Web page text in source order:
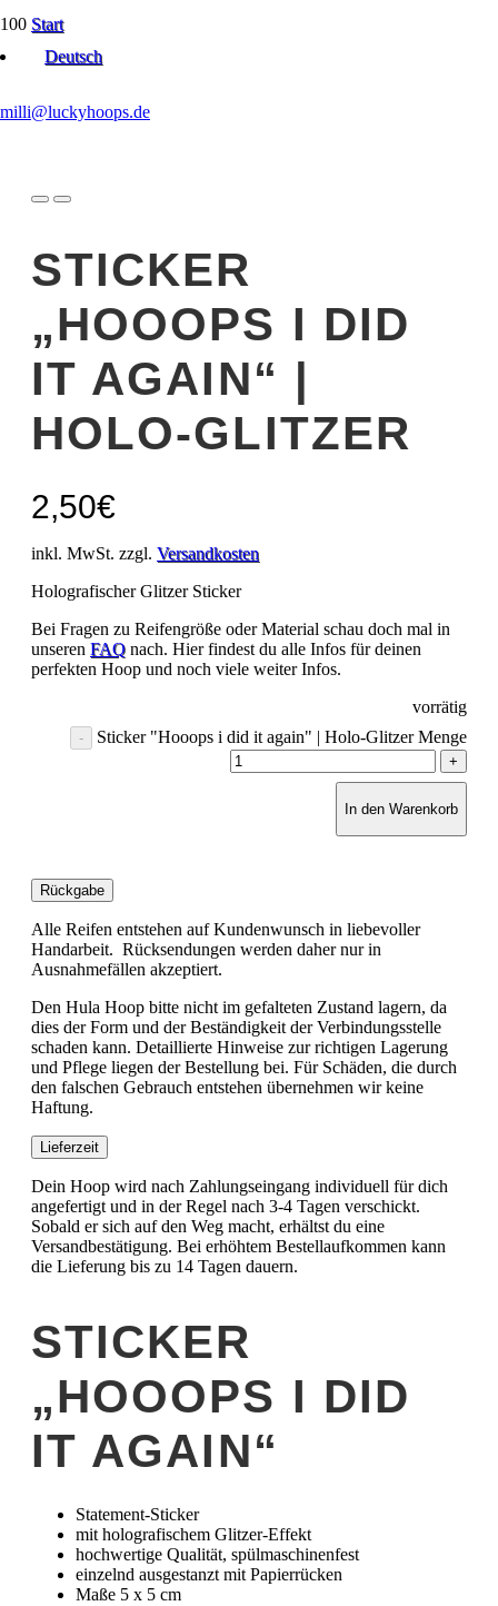
Deutsch
milli@luckyhoops.de
Start
Sticker „Hooops i did it again“ | Holo-Glitzer
STICKER
„HOOOPS I DID
IT AGAIN“ |
HOLO-GLITZER
2,50€
inkl. MwSt. zzgl. Versandkosten
Holografischer Glitzer Sticker
Bei Fragen zu Reifengröße oder Material schau doch mal in
unseren FAQ nach. Hier findest du alle Infos für deinen
perfekten Hoop und noch viele weiter Infos.
vorrätig
Sticker "Hooops i did it again" | Holo-Glitzer Menge
In den Warenkorb
Rückgabe
Alle Reifen entstehen auf Kundenwunsch in liebevoller
Handarbeit. Rücksendungen werden daher nur in
Ausnahmefällen akzeptiert.
Den Hula Hoop bitte nicht im gefalteten Zustand lagern, da
dies der Form und der Beständigkeit der Verbindungsstelle
schaden kann. Detaillierte Hinweise zur richtigen Lagerung
und Pflege liegen der Bestellung bei. Für Schäden, die durch
den falschen Gebrauch entstehen übernehmen wir keine
Haftung.
Lieferzeit
Dein Hoop wird nach Zahlungseingang individuell für dich
angefertigt und in der Regel nach 3-4 Tagen verschickt.
Sobald er sich auf den Weg macht, erhältst du eine
Versandbestätigung. Bei erhöhtem Bestellaufkommen kann
die Lieferung bis zu 14 Tagen dauern.
STICKER
„HOOOPS I DID
IT AGAIN“
Statement-Sticker
mit holografischem Glitzer-Effekt
hochwertige Qualität, spülmaschinenfest
einzelnd ausgestanzt mit Papierrücken
Maße 5 x 5 cm